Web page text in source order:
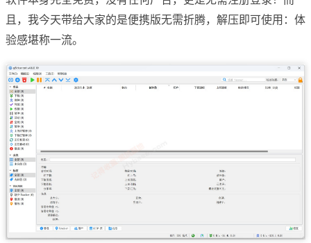
且，我今天带给大家的是便携版无需折腾，解压即可使用：体
验感堪称一流。